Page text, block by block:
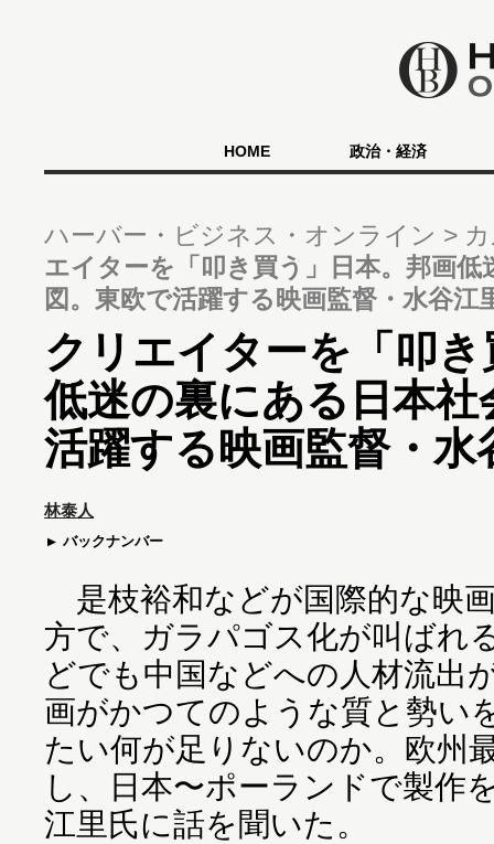
HOME 政治・経済
ハーバー・ビジネス・オンライン
エイターを「叩き買う」日本。邦画
図。東欧で活躍する映画監督・水谷江
クリエイターを「叩
低迷の裏にある日本
活躍する映画監督・水
林泰人
バックナンバー
是枝裕和などが国際的な映
方で、ガラパゴス化が叫ばれ
どでも中国などへの人材流出
画がかつてのような質と勢い
たい何が足りないのか。欧州
し、日本〜ポーランドで製作
江里氏に話を聞いた。